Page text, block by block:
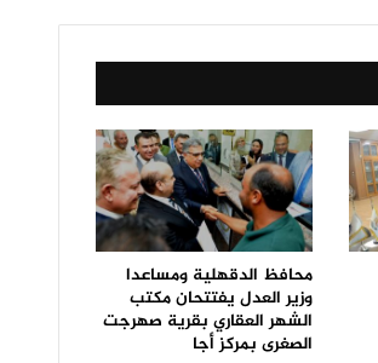
محافظ الدقهلية ومساعدا
وزير العدل يفتتحان مكتب
الشهر العقاري بقرية صهرجت
الصغرى بمركز أجا